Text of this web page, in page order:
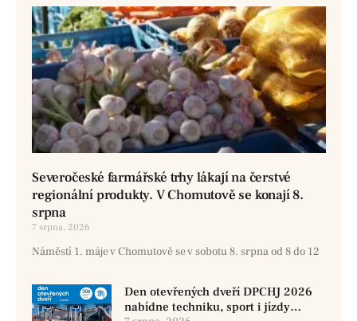
Severočeské farmářské trhy lákají na čerstvé
regionální produkty. V Chomutově se konají 8.
srpna
7 srpna, 2026
Náměstí 1. máje v Chomutově se v sobotu 8. srpna od 8 do 12
Den otevřených dveří DPCHJ 2026
nabídne techniku, sport i jízdy